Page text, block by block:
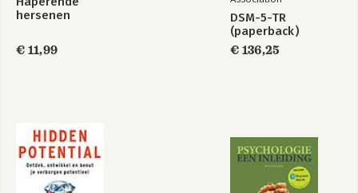
hersenen
€ 11,99
DSM-5-TR
(paperback)
€ 136,25